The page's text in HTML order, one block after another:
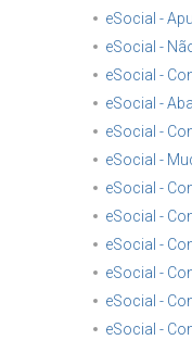
eSocial -
eSocial -
eSocial -
eSocial -
eSocial -
eSocial -
eSocial -
eSocial -
eSocial -
eSocial -
eSocial -
eSocial -